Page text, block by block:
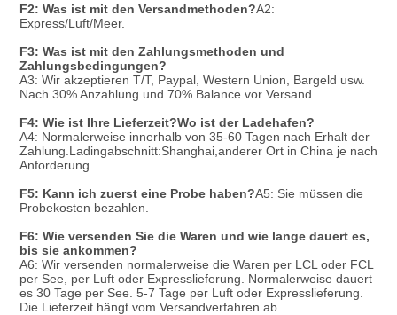
F2: Was ist mit den Versandmethoden?A2:
Express/Luft/Meer.
F3: Was ist mit den Zahlungsmethoden und
Zahlungsbedingungen?
A3: Wir akzeptieren T/T, Paypal, Western Union, Bargeld usw.
Nach 30% Anzahlung und 70% Balance vor Versand
F4: Wie ist Ihre Lieferzeit?Wo ist der Ladehafen?
A4: Normalerweise innerhalb von 35-60 Tagen nach Erhalt der
Zahlung.Ladingabschnitt:Shanghai,anderer Ort in China je nach
Anforderung.
F5: Kann ich zuerst eine Probe haben?A5: Sie müssen die
Probekosten bezahlen.
F6: Wie versenden Sie die Waren und wie lange dauert es,
bis sie ankommen?
A6: Wir versenden normalerweise die Waren per LCL oder FCL
per See, per Luft oder Expresslieferung. Normalerweise dauert
es 30 Tage per See. 5-7 Tage per Luft oder Expresslieferung.
Die Lieferzeit hängt vom Versandverfahren ab.